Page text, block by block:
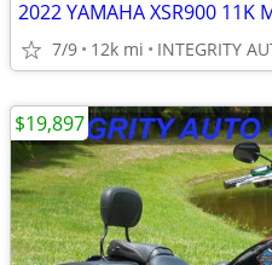
7/9 12k mi INTEGRITY
$19,897